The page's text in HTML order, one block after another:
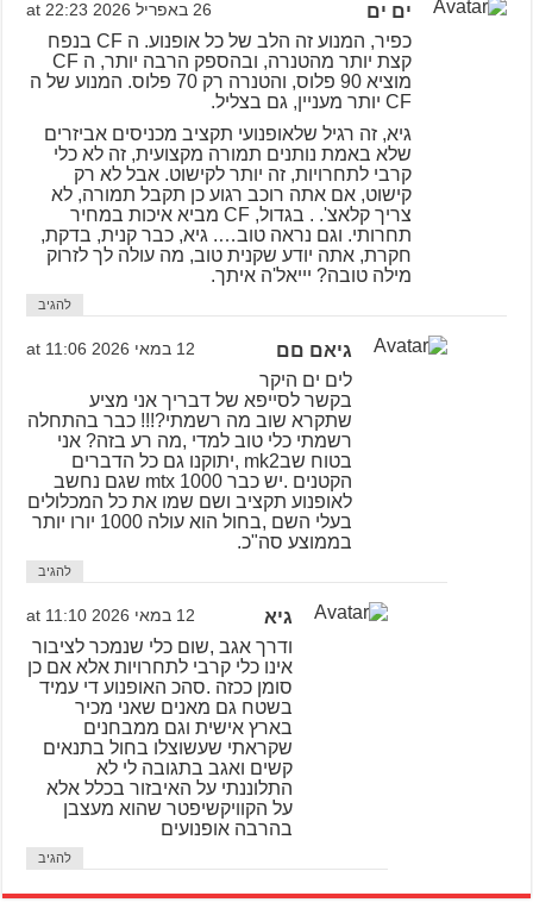
ים ים 26 באפריל 2026 at 22:23
כפיר, המנוע זה הלב של כל אופנוע. ה CF בנפח
קצת יותר מהטנרה, ובהספק הרבה יותר, ה CF
מוציא 90 פלוס, והטנרה רק 70 פלוס. המנוע של ה
CF יותר מעניין, גם בצליל.
גיא, זה רגיל שלאופנועי תקציב מכניסים אביזרים
שלא באמת נותנים תמורה מקצועית, זה לא כלי
קרבי לתחרויות, זה יותר לקישוט. אבל לא רק
קישוט, אם אתה רוכב רגוע כן תקבל תמורה, לא
צריך קלאצ'. . בגדול, CF מביא איכות במחיר
תחרותי. וגם נראה טוב…. גיא, כבר קנית, בדקת,
חקרת, אתה יודע שקנית טוב, מה עולה לך לזרוק
מילה טובה? יייאל'ה איתך.
להגיב
גיאם םם 12 במאי 2026 at 11:06
לים ים היקר
בקשר לסייפא של דבריך אני מציע
שתקרא שוב מה רשמתי?!!! כבר בהתחלה
רשמתי כלי טוב למדי ,מה רע בזה? אני
בטוח שבmk2 ,יתוקנו גם כל הדברים
הקטנים .יש כבר mtx 1000 שגם נחשב
לאופנוע תקציב ושם שמו את כל המכלולים
בעלי השם ,בחול הוא עולה 1000 יורו יותר
בממוצע סה"כ.
להגיב
גיא 12 במאי 2026 at 11:10
ודרך אגב ,שום כלי שנמכר לציבור
אינו כלי קרבי לתחרויות אלא אם כן
סומן ככזה .סהכ האופנוע די עמיד
בשטח גם מאנים שאני מכיר
בארץ אישית וגם ממבחנים
שקראתי שעשוצלו בחול בתנאים
קשים ואגב בתגובה לי לא
התלוננתי על האיבזור בכלל אלא
על הקוויקשיפטר שהוא מעצבן
בהרבה אופנועים
להגיב